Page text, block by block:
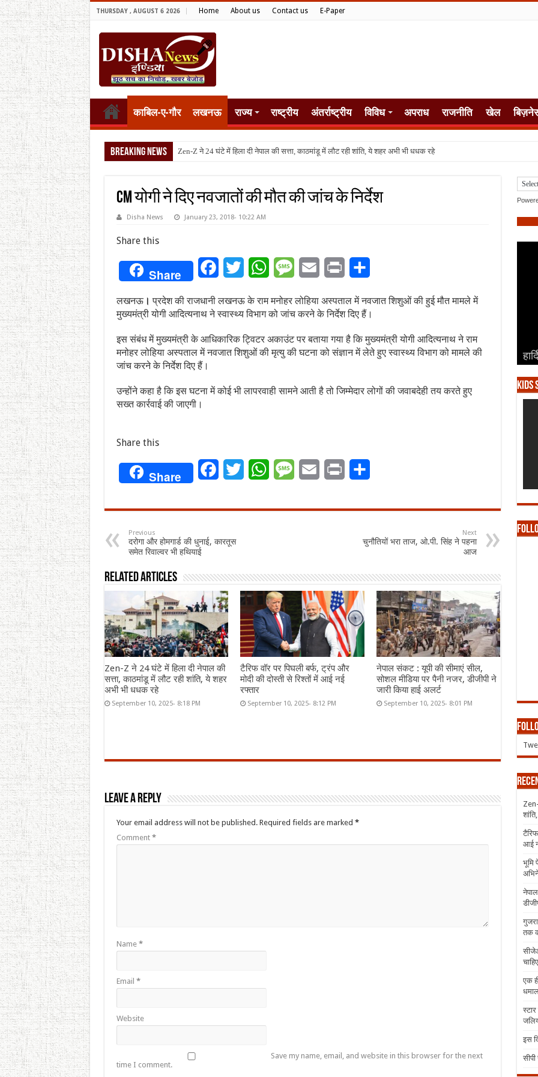
THURSDAY , AUGUST 6 2026 Home About us Contact us E-Paper
काबिल-ए-गौर लखनऊ राज्य राष्ट्रीय अंतर्राष्ट्रीय विविध अपराध राजनीति खेल
Breaking News टैरिफ वॉर प
CM योगी ने दिए नवजातों की मौत की जांच के निर्देश
Disha News January 23, 2018- 10:22 AM
Share this
Share FacebookTwitterWhatsAppMessageEmail Print
लखनऊ। प्रदेश की राजधानी लखनऊ के राम मनोहर लोहिया अस्पताल में नवजात शिशुओं की हुई मौत मामले में
मुख्यमंत्री योगी आदित्यनाथ ने स्वास्थ्य विभाग को जांच करने के निर्देश दिए हैं।
इस संबंध में मुख्यमंत्री के आधिकारिक ट्विटर अकाउंट पर बताया गया है कि मुख्यमंत्री योगी आदित्यनाथ ने राम
मनोहर लोहिया अस्पताल में नवजात शिशुओं की मृत्यु की घटना को संज्ञान में लेते हुए स्वास्थ्य विभाग को मामले की
जांच करने के निर्देश दिए हैं।
उन्होंने कहा है कि इस घटना में कोई भी लापरवाही सामने आती है तो जिम्मेदार लोगों की जवाबदेही तय करते हुए
सख्त कार्रवाई की जाएगी।
Share this
Share FacebookTwitterWhatsAppMessageEmail Print
Previous
दरोगा और होमगार्ड की धुनाई, कारतूस
समेत रिवाल्वर भी हथियाई
Next
चुनौतियों भरा ताज, ओ.पी. सिंह ने पहना
आज
Related Articles
Zen-Z ने 24 घंटे में हिला दी नेपाल की
सत्ता, काठमांडू में लौट रही शांति, ये शहर
अभी भी धधक रहे
September 10, 2025- 8:18 PM
टैरिफ वॉर पर पिघली बर्फ, ट्रंप और
मोदी की दोस्ती से रिश्तों में आई नई
रफ्तार
September 10, 2025- 8:12 PM
नेपाल संकट : यूपी की सीमाएं सील,
सोशल मीडिया पर पैनी नजर, डीजीपी ने
जारी किया हाई अलर्ट
September 10, 2025- 8:01 PM
Leave a Reply
Your email address will not be published. Required fields are marked *
Comment *
Name *
Email *
Website
Save my name, email, and website in this browser for the next
time I comment.
Kids
आई
भूमि
तक
एक
इस